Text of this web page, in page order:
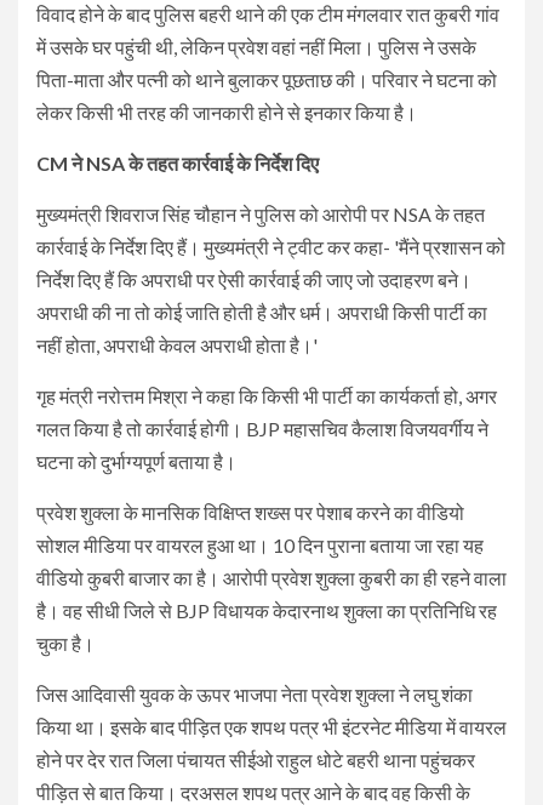
विवाद होने के बाद पुलिस बहरी थाने की एक टीम मंगलवार रात कुबरी गांव
में उसके घर पहुंची थी, लेकिन प्रवेश वहां नहीं मिला। पुलिस ने उसके
पिता-माता और पत्नी को थाने बुलाकर पूछताछ की। परिवार ने घटना को
लेकर किसी भी तरह की जानकारी होने से इनकार किया है।
CM ने NSA के तहत कार्रवाई के निर्देश दिए
मुख्यमंत्री शिवराज सिंह चौहान ने पुलिस को आरोपी पर NSA के तहत
कार्रवाई के निर्देश दिए हैं। मुख्यमंत्री ने ट्वीट कर कहा- 'मैंने प्रशासन को
निर्देश दिए हैं कि अपराधी पर ऐसी कार्रवाई की जाए जो उदाहरण बने।
अपराधी की ना तो कोई जाति होती है और धर्म। अपराधी किसी पार्टी का
नहीं होता, अपराधी केवल अपराधी होता है।'
गृह मंत्री नरोत्तम मिश्रा ने कहा कि किसी भी पार्टी का कार्यकर्ता हो, अगर
गलत किया है तो कार्रवाई होगी। BJP महासचिव कैलाश विजयवर्गीय ने
घटना को दुर्भाग्यपूर्ण बताया है।
प्रवेश शुक्ला के मानसिक विक्षिप्त शख्स पर पेशाब करने का वीडियो
सोशल मीडिया पर वायरल हुआ था। 10 दिन पुराना बताया जा रहा यह
वीडियो कुबरी बाजार का है। आरोपी प्रवेश शुक्ला कुबरी का ही रहने वाला
है। वह सीधी जिले से BJP विधायक केदारनाथ शुक्ला का प्रतिनिधि रह
चुका है।
जिस आदिवासी युवक के ऊपर भाजपा नेता प्रवेश शुक्ला ने लघु शंका
किया था। इसके बाद पीड़ित एक शपथ पत्र भी इंटरनेट मीडिया में वायरल
होने पर देर रात जिला पंचायत सीईओ राहुल धोटे बहरी थाना पहुंचकर
पीड़ित से बात किया। दरअसल शपथ पत्र आने के बाद वह किसी के